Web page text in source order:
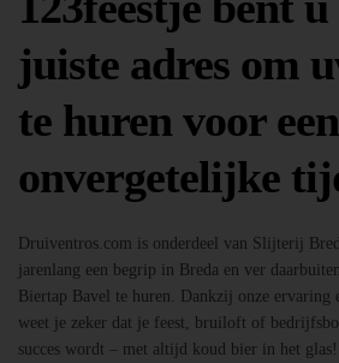
juiste adres om
te huren voor een
onvergetelijke
Druiventros.com is onderdeel van Slijterij
jarenlang een begrip in Breda en ver
Biertap Bavel te huren. Dankzij onze ervaring
weet je zeker dat je feest, bruiloft of
succes wordt – met altijd koud bier in het glas!